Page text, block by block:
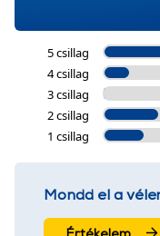
5 csillag
4 csillag
3 csillag
2 csillag
1 csillag
Mondd el a
Értékelem